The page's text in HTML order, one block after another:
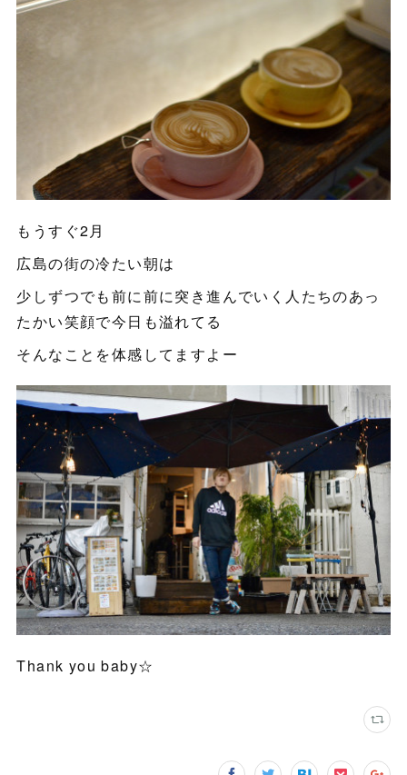
もうすぐ2月
広島の街の冷たい朝は
少しずつでも前に前に突き進んでいく人たちのあっ
たかい笑顔で今日も溢れてる
そんなことを体感してますよー
Thank you baby☆